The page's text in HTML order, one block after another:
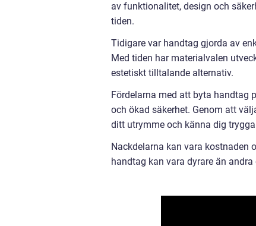
av funktionalitet, design och
tiden.
Tidigare var handtag gjorda av
Med tiden har materialvalen
estetiskt tilltalande alternativ.
Fördelarna med att byta handtag
och ökad säkerhet. Genom att
ditt utrymme och känna dig
Nackdelarna kan vara kostnaden
handtag kan vara dyrare än